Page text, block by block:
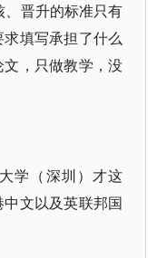
晋升的标准只有
填写承担了什么
，只做教学，没
学（深圳）才这
文以及英联邦国